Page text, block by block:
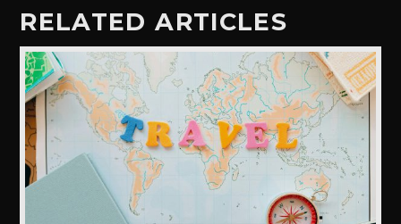
RELATED ARTICLES